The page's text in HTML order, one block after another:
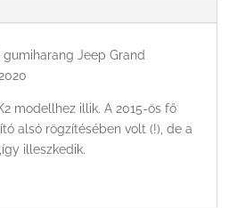
Jeep Grand
modellhez illik. A 2015-ös fő
alsó rögzítésében volt (!), de a
illeszkedik.